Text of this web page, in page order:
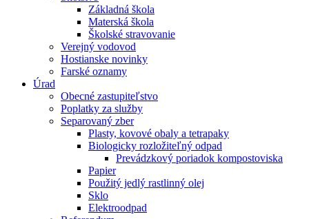
Základná škola
Materská škola
Školské stravovanie
Verejný vodovod
Hostianske novinky
Farské oznamy
Úrad
Obecné zastupiteľstvo
Poplatky za služby
Separovaný zber
Plasty, kovové obaly a tetrapaky
Biologicky rozložiteľný odpad
Prevádzkový poriadok kompostoviska
Papier
Použitý jedlý rastlinný olej
Sklo
Elektroodpad